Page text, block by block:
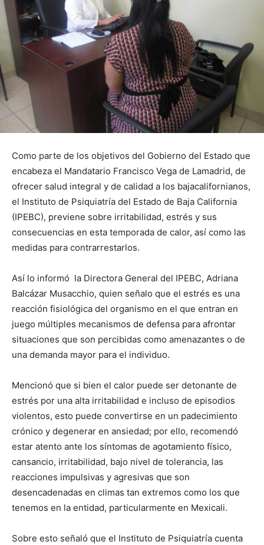
Como parte de los objetivos del Gobierno del Estado que
encabeza el Mandatario Francisco Vega de Lamadrid, de
ofrecer salud integral y de calidad a los bajacalifornianos,
el Instituto de Psiquiatría del Estado de Baja California
(IPEBC), previene sobre irritabilidad, estrés y sus
consecuencias en esta temporada de calor, así como las
medidas para contrarrestarlos.
Así lo informó la Directora General del IPEBC, Adriana
Balcázar Musacchio, quien señalo que el estrés es una
reacción fisiológica del organismo en el que entran en
juego múltiples mecanismos de defensa para afrontar
situaciones que son percibidas como amenazantes o de
una demanda mayor para el individuo.
Mencionó que si bien el calor puede ser detonante de
estrés por una alta irritabilidad e incluso de episodios
violentos, esto puede convertirse en un padecimiento
crónico y degenerar en ansiedad; por ello, recomendó
estar atento ante los síntomas de agotamiento físico,
cansancio, irritabilidad, bajo nivel de tolerancia, las
reacciones impulsivas y agresivas que son
desencadenadas en climas tan extremos como los que
tenemos en la entidad, particularmente en Mexicali.
Sobre esto señaló que el Instituto de Psiquiatría cuenta